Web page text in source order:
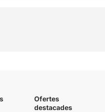
Ofertes
destacades